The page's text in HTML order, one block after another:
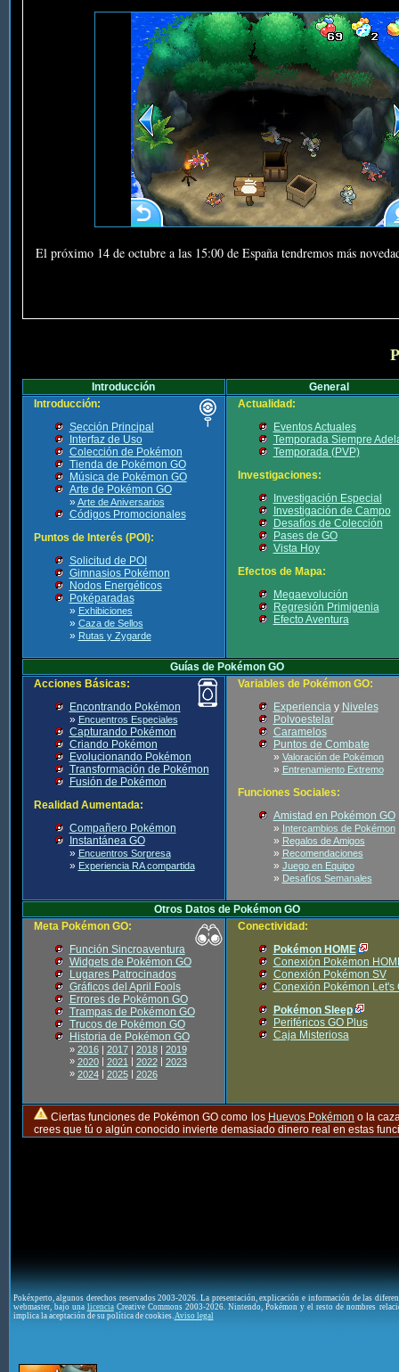
El próximo 14 de octubre a las 15:00 de España tendremos más
Introducción
General
Introducción:
Sección Principal
Interfaz de Uso
Colección de Pokémon
Tienda de Pokémon GO
Música de Pokémon GO
Arte de Pokémon GO
» Arte de Aniversarios
Códigos Promocionales
Puntos de Interés (POI):
Solicitud de POI
Gimnasios Pokémon
Nodos Energéticos
Poképaradas
» Exhibiciones
» Caza de Sellos
» Rutas y Zygarde
Actualidad:
Eventos Actuales
Temporada Siempre
Temporada (PVP)
Investigaciones:
Investigación Especial
Investigación de Campo
Desafíos de Colección
Pases de GO
Vista Hoy
Efectos de Mapa:
Megaevolución
Regresión Primigenia
Efecto Aventura
Guías de Pokémon GO
Acciones Básicas:
Encontrando Pokémon
» Encuentros Especiales
Capturando Pokémon
Criando Pokémon
Evolucionando Pokémon
Transformación de Pokémon
Fusión de Pokémon
Realidad Aumentada:
Compañero Pokémon
Instantánea GO
» Encuentros Sorpresa
» Experiencia RA compartida
Variables de Pokémon GO:
Experienciay Niveles
Polvoestelar
Caramelos
Puntos de Combate
» Valoración de Pokémon
» Entrenamiento Extremo
Funciones Sociales:
Amistad en Pokémon GO
» Intercambios de Pokémon
» Regalos de Amigos
» Recomendaciones
» Juego en Equipo
» Desafíos Semanales
Otros Datos de Pokémon GO
Meta Pokémon GO:
Función Sincroaventura
Widgets de Pokémon GO
Lugares Patrocinados
Gráficos del April Fools
Errores de Pokémon GO
Trampas de Pokémon GO
Trucos de Pokémon GO
Historia de Pokémon GO
» 2016| 2017| 2018| 2019
» 2020| 2021| 2022| 2023
» 2024| 2025| 2026
Conectividad:
Pokémon HOME
Conexión Pokémon
Conexión Pokémon SV
Conexión Pokémon Let's
Pokémon Sleep
Periféricos GO Plus
Caja Misteriosa
Ciertas funciones de Pokémon GO como los Huevos Pokémon o la
crees que tú o algún conocido invierte demasiado dinero real en estas
Pokéxperto, algunos derechos reservados 2003-2026. La presentación, explicación e información de las
webmaster, bajo una licenciaCreative Commons 2003-2026. Nintendo, Pokémon y el resto de nombres
implica la aceptación de su política de cookies. Aviso legal